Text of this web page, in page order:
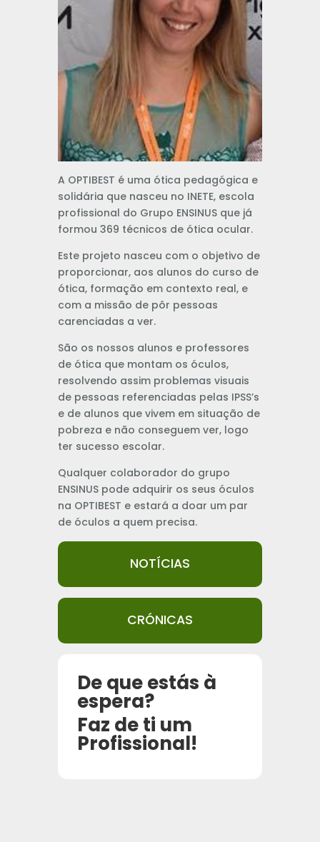
A OPTIBEST é uma ótica pedagógica e
solidária que nasceu no INETE, escola
profissional do Grupo ENSINUS que já
formou 369 técnicos de ótica ocular.
Este projeto nasceu com o objetivo de
proporcionar, aos alunos do curso de
ótica, formação em contexto real, e
com a missão de pôr pessoas
carenciadas a ver.
São os nossos alunos e professores
de ótica que montam os óculos,
resolvendo assim problemas visuais
de pessoas referenciadas pelas IPSS’s
e de alunos que vivem em situação de
pobreza e não conseguem ver, logo
ter sucesso escolar.
Qualquer colaborador do grupo
ENSINUS pode adquirir os seus óculos
na OPTIBEST e estará a doar um par
de óculos a quem precisa.
NOTÍCIAS
CRÓNICAS
De que estás à
espera?
Faz de ti um
Profissional!